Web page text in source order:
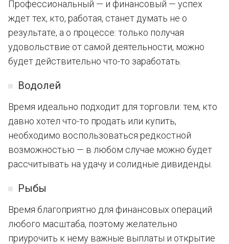
Профессиональный — и финансовый — успех
ждет тех, кто, работая, станет думать не о
результате, а о процессе: только получая
удовольствие от самой деятельности, можно
будет действительно что-то заработать.
Водолей
Время идеально подходит для торговли: тем, кто
давно хотел что-то продать или купить,
необходимо воспользоваться редкостной
возможностью — в любом случае можно будет
рассчитывать на удачу и солидные дивиденды.
Рыбы
Время благоприятно для финансовых операций
любого масштаба, поэтому желательно
приурочить к нему важные выплаты и открытие